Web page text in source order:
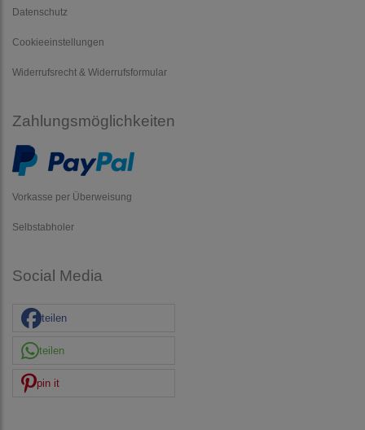
Datenschutz
Cookieeinstellungen
Widerrufsrecht & Widerrufsformular
Zahlungsmöglichkeiten
Vorkasse per Überweisung
Selbstabholer
Social Media
teilen
teilen
pin it